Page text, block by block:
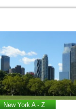
New York A - Z